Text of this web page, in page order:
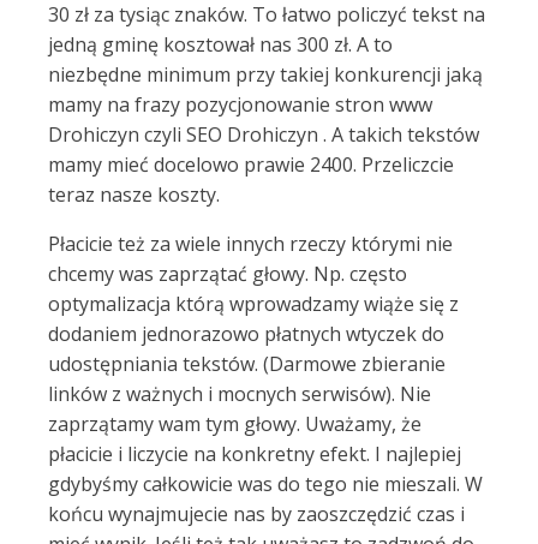
30 zł za tysiąc znaków. To łatwo policzyć tekst na
jedną gminę kosztował nas 300 zł. A to
niezbędne minimum przy takiej konkurencji jaką
mamy na frazy pozycjonowanie stron www
Drohiczyn czyli SEO Drohiczyn . A takich tekstów
mamy mieć docelowo prawie 2400. Przeliczcie
teraz nasze koszty.
Płacicie też za wiele innych rzeczy którymi nie
chcemy was zaprzątać głowy. Np. często
optymalizacja którą wprowadzamy wiąże się z
dodaniem jednorazowo płatnych wtyczek do
udostępniania tekstów. (Darmowe zbieranie
linków z ważnych i mocnych serwisów). Nie
zaprzątamy wam tym głowy. Uważamy, że
płacicie i liczycie na konkretny efekt. I najlepiej
gdybyśmy całkowicie was do tego nie mieszali. W
końcu wynajmujecie nas by zaoszczędzić czas i